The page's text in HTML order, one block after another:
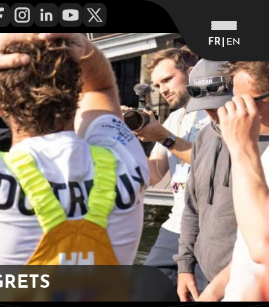
FR EN